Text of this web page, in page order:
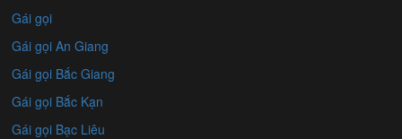
Gái gọi
Gái gọi An Giang
Gái gọi Bắc Giang
Gái gọi Bắc Kạn
Gái gọi Bạc Liêu